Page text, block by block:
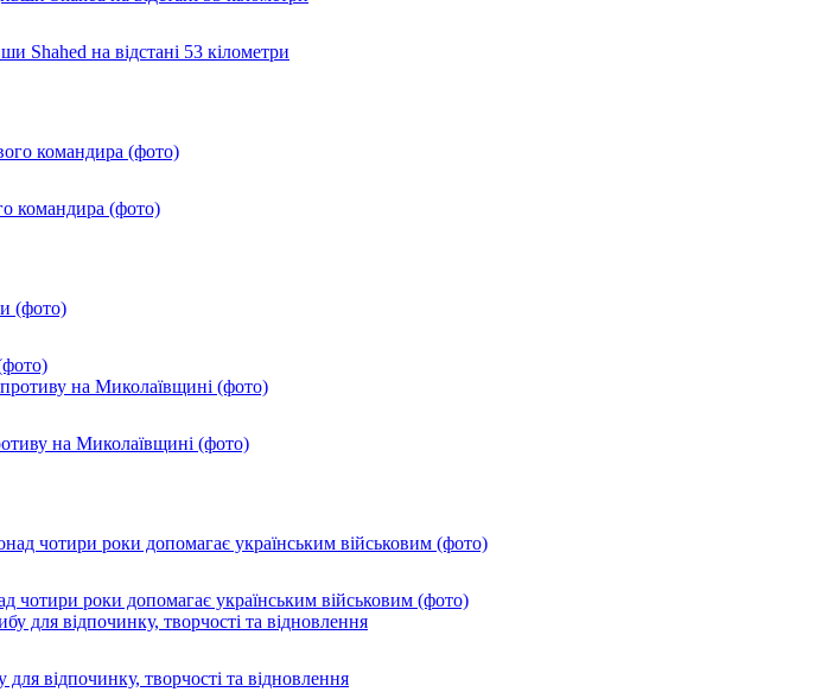
Shahed на відстані 53 кілометри
командира (фото)
на Миколаївщині (фото)
чотири роки допомагає українським військовим (фото)
відпочинку, творчості та відновлення